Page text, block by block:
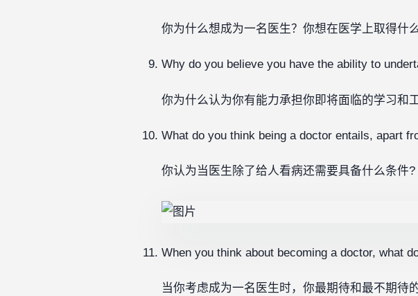
你为什么想成为一名医生？你想在医学上取得什
Why do you believe you have the ability to
你为什么认为你有能力承担你即将面临的学习和工
What do you think being a doctor entails, apart
你认为当医生除了给人看病还需要具备什么条件?
When you think about becoming a doctor, what
当你考虑成为一名医生时，你最期待和最不期待